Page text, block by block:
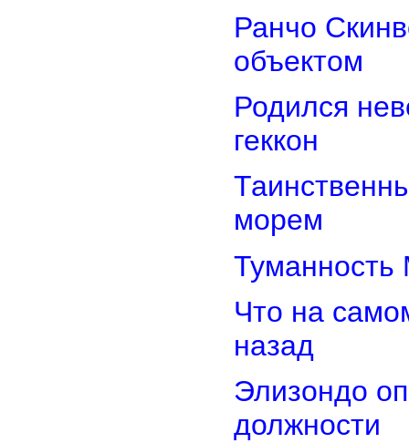
Ранчо
объектом
Родился
геккон
морем
Туманность
Что на
назад
Элизондо
должности